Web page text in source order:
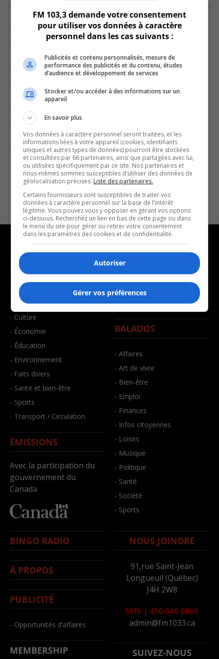
NOUVELLES
- Affaires municipales
- Communauté / Social
- Culture
- Économie
- Éducation
- Environnement
- Faits divers
- Santé et bien-être
- Sports
- Transport / Circulation
ÉMISSIONS
Avec la participation du
gouvernement du
Canada
MUSIQUE
- Décompte franco
- Joué récemment
BALADOS
- Affaires
- Art de vivre
- Bien-être
- Emploi
- Finances
- Infos citoyennes
- Loisirs
- Musique
- Politique
- Santé
- Société
- Sports
BINGO RADIO
À PROPOS
PUBLICITÉ
- Opportunités d’affaires
MEMBERSHIP
NOUS JOINDRE
91,rue Saint-Jean
Longueuil (Québec)
J4H 2W8
SMS | 450-646-6800
admin@fm1033.ca
SUIVEZ-NOUS
FM 103,3 demande votre consentement
pour utiliser vos données à caractère
personnel dans les cas suivants :
Publicités et contenu personnalisés, mesure de
performance des publicités et du contenu, études
d’audience et développement de services
Stocker et/ou accéder à des informations sur un
appareil
En savoir plus
Vos données à caractère personnel seront traitées, et les
informations liées à votre appareil (cookies, identifiants
uniques et autres types de données) pourront être stockées
et consultées par 66 partenaires, ainsi que partagées avec lui,
ou utilisées spécifiquement par ce site. Nos partenaires et
nous-mêmes sommes susceptibles d'utiliser des données de
géolocalisation précises. Liste des partenaires.
Certains fournisseurs sont susceptibles de traiter vos
données à caractère personnel sur la base de l'intérêt
légitime. Vous pouvez vous y opposer en gérant vos options
ci-dessous. Recherchez un lien en bas de cette page ou dans
le menu du site pour gérer ou retirer votre consentement
dans les paramètres des cookies et de confidentialité.
Autoriser
Gérer vos préférences